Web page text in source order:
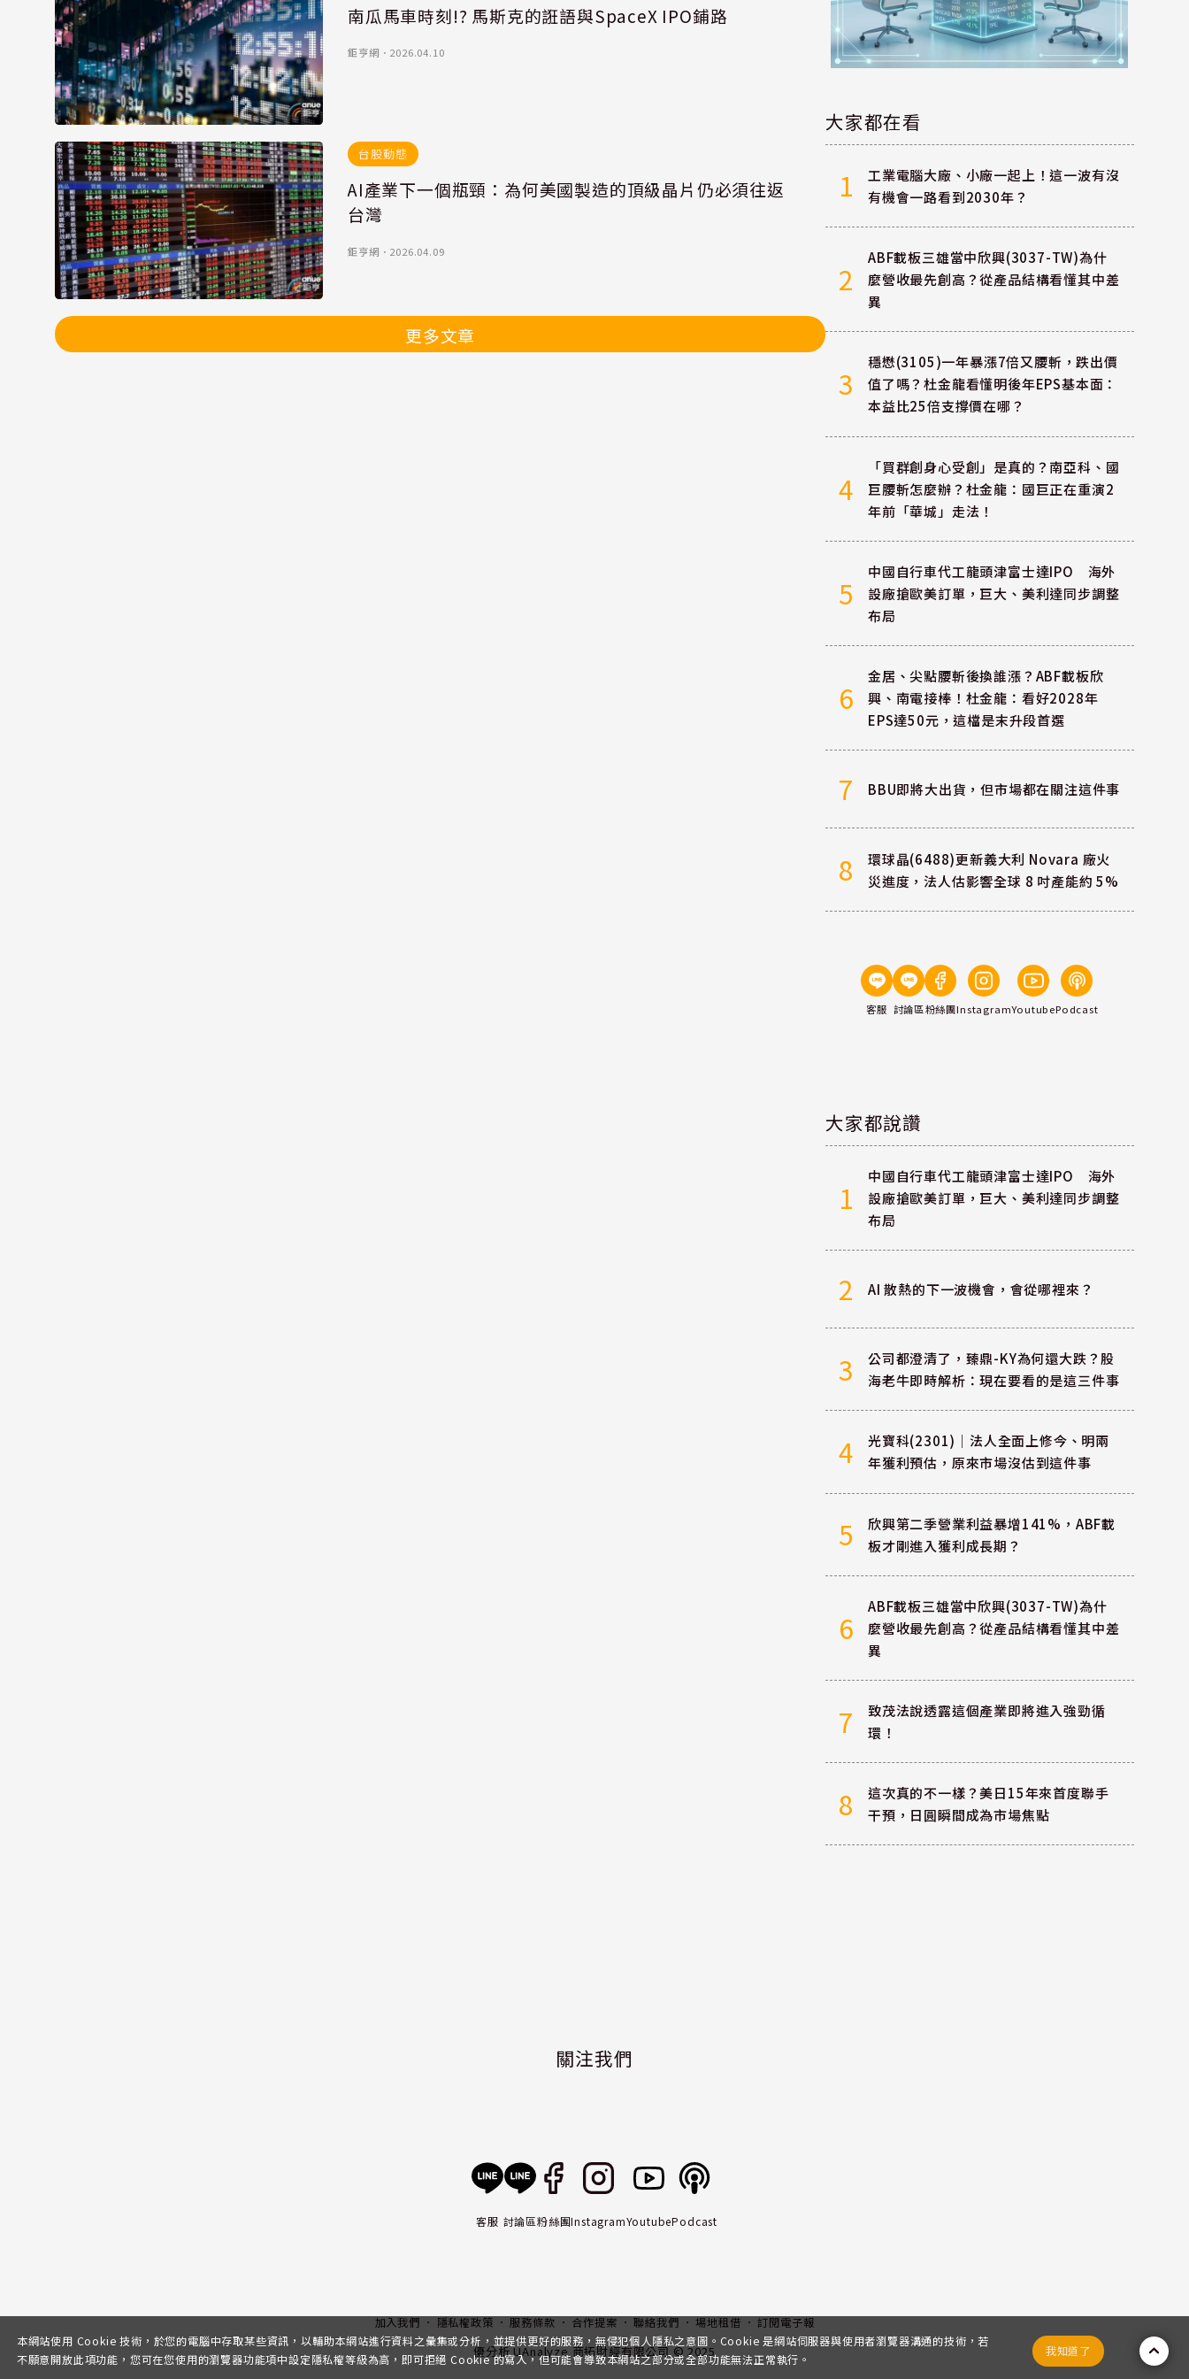
南瓜馬車時刻!? 馬斯克的誑語與SpaceX IPO鋪路
鉅亨網 ． 2026.04.10
台股動態
AI產業下一個瓶頸：為何美國製造的頂級晶片仍必須往返
台灣
鉅亨網 ． 2026.04.09
更多文章
大家都在看
1
工業電腦大廠、小廠一起上！這一波有沒
有機會一路看到2030年？
2
ABF載板三雄當中欣興(3037-TW)為什
麼營收最先創高？從產品結構看懂其中差
異
3
穩懋(3105)一年暴漲7倍又腰斬，跌出價
值了嗎？杜金龍看懂明後年EPS基本面：
本益比25倍支撐價在哪？
4
「買群創身心受創」是真的？南亞科、國
巨腰斬怎麼辦？杜金龍：國巨正在重演2
年前「華城」走法！
5
中國自行車代工龍頭津富士達IPO 海外
設廠搶歐美訂單，巨大、美利達同步調整
布局
6
金居、尖點腰斬後換誰漲？ABF載板欣
興、南電接棒！杜金龍：看好2028年
EPS達50元，這檔是末升段首選
7 BBU即將大出貨，但市場都在關注這件事
8
環球晶(6488)更新義大利 Novara 廠火
災進度，法人估影響全球 8 吋產能約 5%
客服 討論區粉絲團InstagramYoutubePodcast
大家都說讚
1
中國自行車代工龍頭津富士達IPO 海外
設廠搶歐美訂單，巨大、美利達同步調整
布局
2 AI 散熱的下一波機會，會從哪裡來？
3
公司都澄清了，臻鼎-KY為何還大跌？股
海老牛即時解析：現在要看的是這三件事
4
光寶科(2301)｜法人全面上修今、明兩
年獲利預估，原來市場沒估到這件事
5
欣興第二季營業利益暴增141%，ABF載
板才剛進入獲利成長期？
6
ABF載板三雄當中欣興(3037-TW)為什
麼營收最先創高？從產品結構看懂其中差
異
7
致茂法說透露這個產業即將進入強勁循
環！
8
這次真的不一樣？美日15年來首度聯手
干預，日圓瞬間成為市場焦點
關注我們
客服 討論區粉絲團InstagramYoutubePodcast
加入我們 隱私權政策 服務條款 合作提案 聯絡我們 場地租借 訂閱電子報
優分析 UAnalyze 商拓財經有限公司 © 2025
本網站使用 Cookie 技術，於您的電腦中存取某些資訊，以輔助本網站進行資料之彙集或分析，並提供更好的服務，無侵犯個人隱私之意圖。Cookie 是網站伺服器與使用者瀏覽器溝通的技術，若
不願意開放此項功能，您可在您使用的瀏覽器功能項中設定隱私權等級為高，即可拒絕 Cookie 的寫入，但可能會導致本網站之部分或全部功能無法正常執行。
我知道了